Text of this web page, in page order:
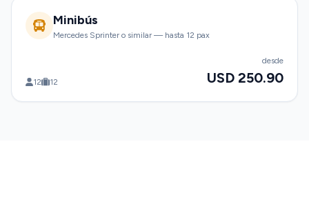
Minibús
Mercedes Sprinter o similar — hasta 12 pax
12 12
desde
USD 250.90